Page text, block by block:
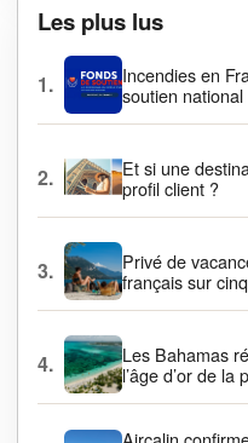
Les plus lus
1.
Incendies en
soutien
2.
Et si une
profil client ?
3.
Privé de
français sur
4.
Les Bahamas
l’âge d’or de la